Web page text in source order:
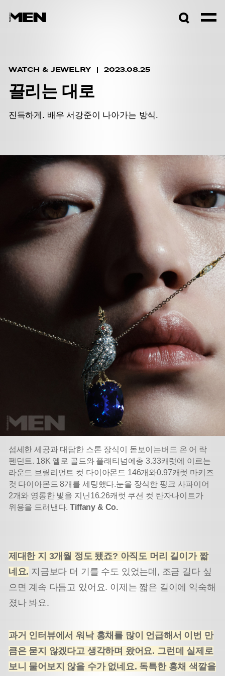
WATCH & JEWELRY 2023.08.25
끌리는 대로
진득하게. 배우 서강준이 나아가는 방식.
섬세한 세공과 대담한 스톤 장식이 돋보이는버드 온 어 락
펜던트. 18K 옐로 골드와 플래티넘에 총 3.33캐럿에 이르는
라운드 브릴리언트 컷 다이아몬드 146개와0.97캐럿 마키즈
컷 다이아몬드 8개를 세팅했다.눈을 장식한 핑크 사파이어
2개와 영롱한 빛을 지닌 16.26캐럿 쿠션 컷 탄자나이트가
위용을 드러낸다.Tiffany & Co.
제대한 지 3개월 정도 됐죠? 아직도 머리 길이가 짧
네요. 지금보다 더 기를 수도 있었는데, 조금 길다 싶
으면 계속 다듬고 있어요. 이제는 짧은 길이에 익숙해
졌나 봐요.
과거 인터뷰에서 워낙 홍채를 많이 언급해서 이번 만
큼은 묻지 않겠다고 생각하며 왔어요. 그런데 실제로
보니 물어보지 않을 수가 없네요. 독특한 홍채 색깔을